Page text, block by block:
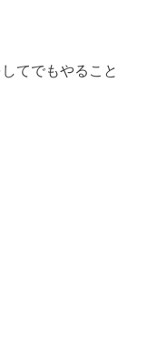
てでもやること